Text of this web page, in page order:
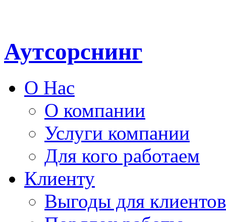
Аутсорснинг
О Нас
О компании
Услуги компании
Для кого работаем
Клиенту
Выгоды для клиентов